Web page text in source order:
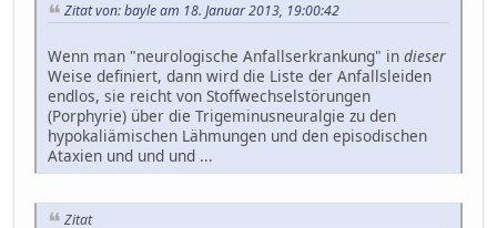
Zitat von: bayle am 18. Januar 2013, 19:00:42
Wenn man "neurologische Anfallserkrankung" in dieser
Weise definiert, dann wird die Liste der Anfallsleiden
endlos, sie reicht von Stoffwechselstörungen
(Porphyrie) über die Trigeminusneuralgie zu den
hypokaliämischen Lähmungen und den episodischen
Ataxien und und und ...
Zitat